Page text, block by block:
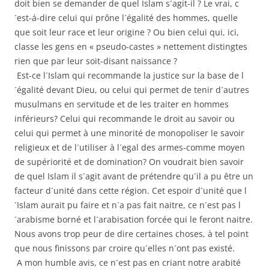
doit bien se demander de quel Islam s´agit-il ? Le vrai, c
´est-á-dire celui qui prône l´égalité des hommes, quelle
que soit leur race et leur origine ? Ou bien celui qui, ici,
classe les gens en « pseudo-castes » nettement distingtes
rien que par leur soit-disant naissance ?
Est-ce l´Islam qui recommande la justice sur la base de l
´égalité devant Dieu, ou celui qui permet de tenir d´autres
musulmans en servitude et de les traiter en hommes
inférieurs? Celui qui recommande le droit au savoir ou
celui qui permet à une minorité de monopoliser le savoir
religieux et de l´utiliser à l´egal des armes-comme moyen
de supériorité et de domination? On voudrait bien savoir
de quel Islam il s´agit avant de prétendre qu´il a pu être un
facteur d´unité dans cette région. Cet espoir d´unité que l
´Islam aurait pu faire et n´a pas fait naitre, ce n´est pas l
´arabisme borné et l´arabisation forcée qui le feront naitre.
Nous avons trop peur de dire certaines choses, à tel point
que nous finissons par croire qu´elles n´ont pas existé.
A mon humble avis, ce n´est pas en criant notre arabité